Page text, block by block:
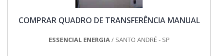
COMPRAR QUADRO DE TRANSFERÊNCIA MANUAL
ESSENCIAL ENERGIA/ SANTO ANDRÉ - SP